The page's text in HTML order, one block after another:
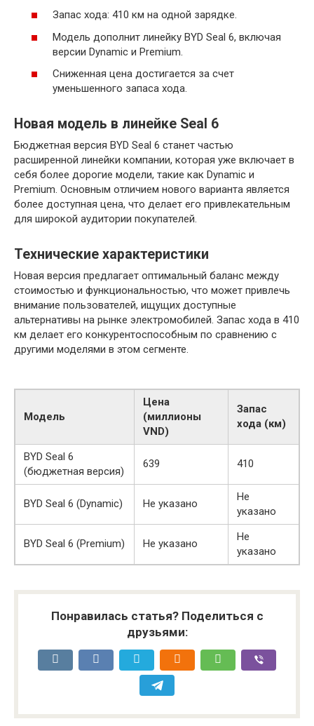
Запас хода: 410 км на одной зарядке.
Модель дополнит линейку BYD Seal 6, включая
версии Dynamic и Premium.
Сниженная цена достигается за счет
уменьшенного запаса хода.
Новая модель в линейке Seal 6
Бюджетная версия BYD Seal 6 станет частью
расширенной линейки компании, которая уже включает в
себя более дорогие модели, такие как Dynamic и
Premium. Основным отличием нового варианта является
более доступная цена, что делает его привлекательным
для широкой аудитории покупателей.
Технические характеристики
Новая версия предлагает оптимальный баланс между
стоимостью и функциональностью, что может привлечь
внимание пользователей, ищущих доступные
альтернативы на рынке электромобилей. Запас хода в 410
км делает его конкурентоспособным по сравнению с
другими моделями в этом сегменте.
Модель
Цена
(миллионы
VND)
Запас
хода (км)
BYD Seal 6
(бюджетная версия)
639 410
BYD Seal 6 (Dynamic) Не указано
Не
указано
BYD Seal 6 (Premium) Не указано
Не
указано
Понравилась статья? Поделиться с
друзьями: